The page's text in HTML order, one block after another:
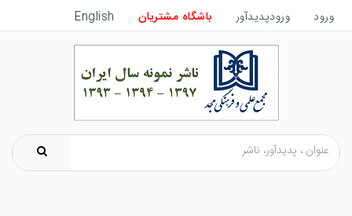
ورود ورودپدیدآور باشگاه مشتریان English